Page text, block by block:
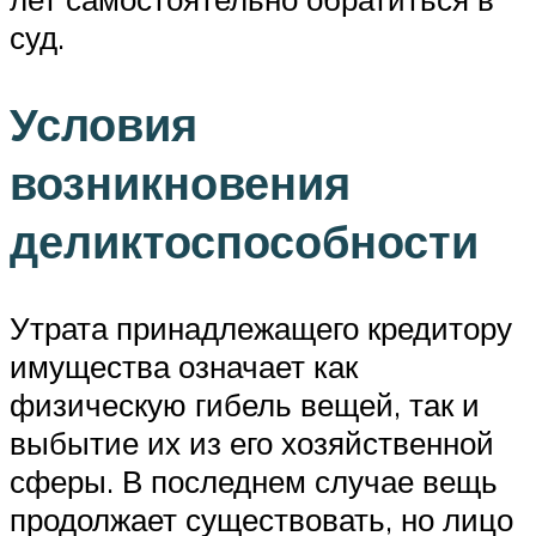
суд.
Условия
возникновения
деликтоспособности
Утрата принадлежащего кредитору
имущества означает как
физическую гибель вещей, так и
выбытие их из его хозяйственной
сферы. В последнем случае вещь
продолжает существовать, но лицо